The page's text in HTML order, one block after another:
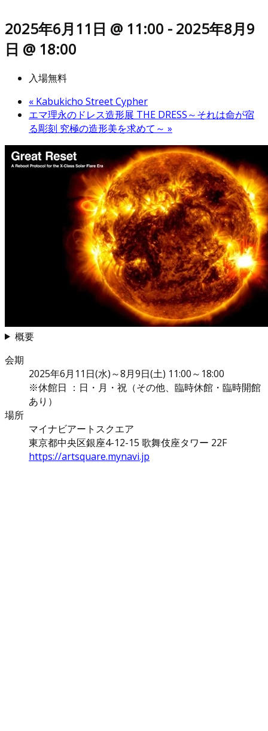
2025年6月11日 @ 11:00 - 2025年8月9
日 @ 18:00
入場無料
« Kabukicho Street Cypher
エマ理永のドレス造形展 THE DRESS～それは命が宿
る彫刻 究極の造形美を求めて～ »
概要
会期
2025年6月11日(水)～8月9日(土) 11:00～18:00
※休館日 ：日・月・祝（その他、臨時休館・臨時開館
あり）
場所
マイナビアートスクエア
東京都中央区銀座4-12-15 歌舞伎座タワー 22F
https://artsquare.mynavi.jp